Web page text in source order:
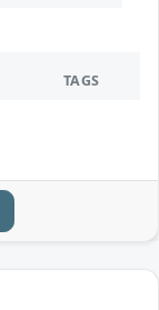
TAGS